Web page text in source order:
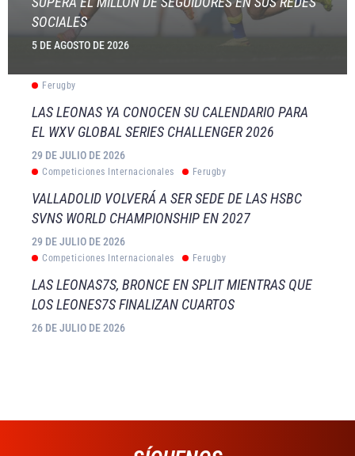
SOCIALES
5 DE AGOSTO DE 2026
Ferugby
LAS LEONAS YA CONOCEN SU CALENDARIO PARA
EL WXV GLOBAL SERIES CHALLENGER 2026
29 DE JULIO DE 2026
Competiciones Internacionales Ferugby
VALLADOLID VOLVERÁ A SER SEDE DE LAS HSBC
SVNS WORLD CHAMPIONSHIP EN 2027
29 DE JULIO DE 2026
Competiciones Internacionales Ferugby
LAS LEONAS7S, BRONCE EN SPLIT MIENTRAS QUE
LOS LEONES7S FINALIZAN CUARTOS
26 DE JULIO DE 2026